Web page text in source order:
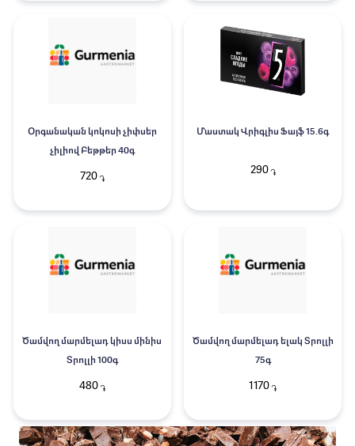
Օրգանական կոկոսի չիփսեր
չիլիով Բեթթեր 40գ
720֏
Մաստակ Վրիգլիս Ֆայֆ 15.6գ
290֏
Ծամվող մարմելադ կիսս մինիս
Տրոլլի 100գ
480֏
Ծամվող մարմելադ ելակ Տրոլլի
75գ
1170 ֏